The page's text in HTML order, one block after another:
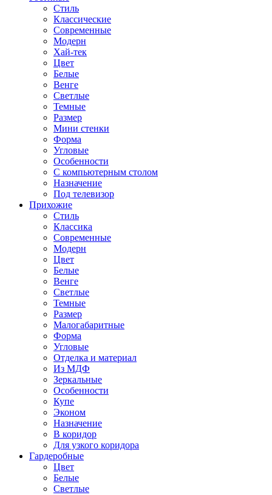
Стиль
Классические
Современные
Модерн
Хай-тек
Цвет
Белые
Венге
Светлые
Темные
Размер
Мини стенки
Форма
Угловые
Особенности
С компьютерным столом
Назначение
Под телевизор
Прихожие
Стиль
Классика
Современные
Модерн
Цвет
Белые
Венге
Светлые
Темные
Размер
Малогабаритные
Форма
Угловые
Отделка и материал
Из МДФ
Зеркальные
Особенности
Купе
Эконом
Назначение
В коридор
Для узкого коридора
Гардеробные
Цвет
Белые
Светлые